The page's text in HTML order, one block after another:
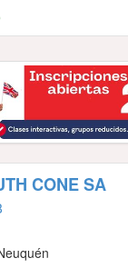
CONE SA